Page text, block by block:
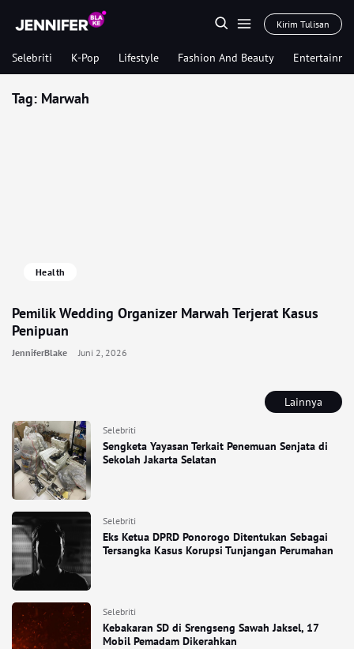
Kirim Tulisan
Selebriti K-Pop Lifestyle Fashion And Beauty
Lainnya
Selebriti
Sengketa Yayasan Terkait Penemuan Senjata di
Sekolah Jakarta Selatan
Selebriti
Eks Ketua DPRD Ponorogo Ditentukan Sebagai
Tersangka Kasus Korupsi Tunjangan Perumahan
Selebriti
Kebakaran SD di Srengseng Sawah Jaksel, 17
Mobil Pemadam Dikerahkan
Tag: Marwah
Health
Pemilik Wedding Organizer Marwah Terjerat Kasus
Penipuan
JenniferBlake Juni 2, 2026